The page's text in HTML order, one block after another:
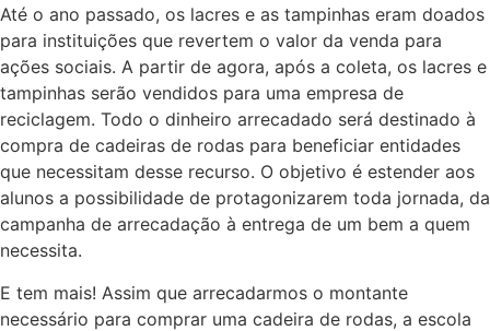
Até o ano passado, os lacres e as tampinhas eram doados
para instituições que revertem o valor da venda para
ações sociais. A partir de agora, após a coleta, os lacres e
tampinhas serão vendidos para uma empresa de
reciclagem. Todo o dinheiro arrecadado será destinado à
compra de cadeiras de rodas para beneficiar entidades
que necessitam desse recurso. O objetivo é estender aos
alunos a possibilidade de protagonizarem toda jornada, da
campanha de arrecadação à entrega de um bem a quem
necessita.
E tem mais! Assim que arrecadarmos o montante
necessário para comprar uma cadeira de rodas, a escola